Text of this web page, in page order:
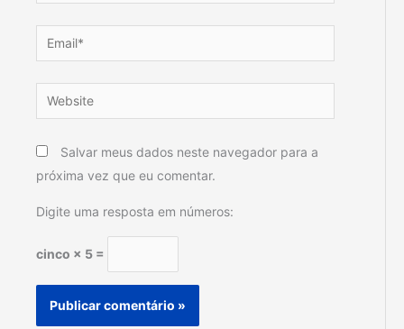
Email*
Website
Salvar meus dados neste navegador para a
próxima vez que eu comentar.
Digite uma resposta em números:
cinco × 5 =